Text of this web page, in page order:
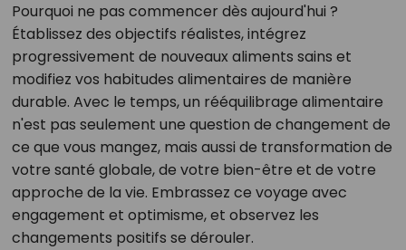
Pourquoi ne pas commencer dès aujourd'hui ?
Établissez des objectifs réalistes, intégrez
progressivement de nouveaux aliments sains et
modifiez vos habitudes alimentaires de manière
durable. Avec le temps, un rééquilibrage alimentaire
n'est pas seulement une question de changement de
ce que vous mangez, mais aussi de transformation de
votre santé globale, de votre bien-être et de votre
approche de la vie. Embrassez ce voyage avec
engagement et optimisme, et observez les
changements positifs se dérouler.